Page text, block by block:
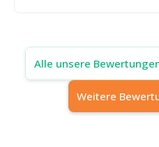
Alle unsere
Weitere